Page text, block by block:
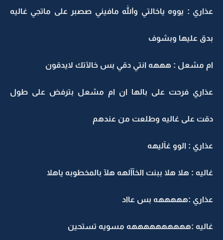
عذاري : يووه ياخالتي والله مافيني صصبر على ماتجي غاليه
بدق عليها وبشوف
ام مشعل : هههه انتي دقي بس خالآتك لايدقون
عذاري فرحت على بالها ان ام مشعل بترفض على طول
دقت على غاليه وطلعت من عندهم
عذاري : الوو غآليهه
غاليه : هلا هلا ببنت الخآآلهه هلآ بالمخطوبه ياهلا
عذاري :هههههه بس عااد
غاليه :ههههههههههه مسويه تستحين